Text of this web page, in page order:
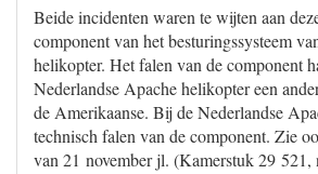
Beide incidenten waren te wijten aan
component van het besturingssysteem
helikopter. Het falen van de component
Nederlandse Apache helikopter een
de Amerikaanse. Bij de Nederlandse
technisch falen van de component. Zie
van 21 november jl. (Kamerstuk 29 521,